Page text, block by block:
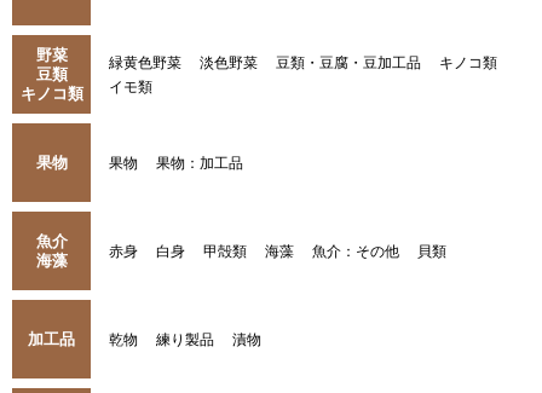
野菜
豆類
キノコ類
緑黄色野菜 淡色野菜 豆類・豆腐・豆加工品
キノコ類
イモ類
果物 果物 果物：加工品
魚介
海藻
赤身 白身 甲殻類 海藻 魚介：その他 貝類
加工品 乾物 練り製品 漬物